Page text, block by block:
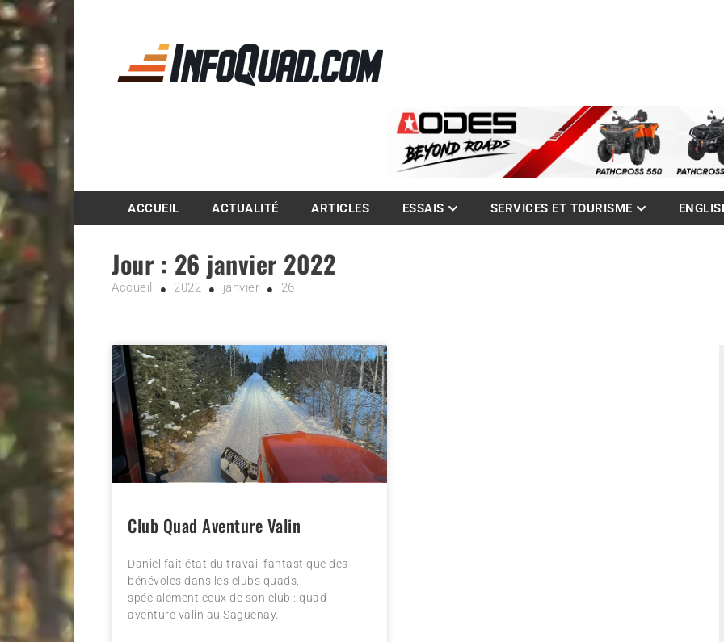
Magazine InfoQuad.com
ACCUEIL ACTUALITÉ ARTICLES ESSAIS SERVICES ET TOURISME
Jour : 26 janvier 2022
Accueil 2022 janvier 26
Club Quad Aventure Valin
Daniel fait état du travail fantastique des
bénévoles dans les clubs quads,
spécialement ceux de son club : quad
aventure valin au Saguenay.